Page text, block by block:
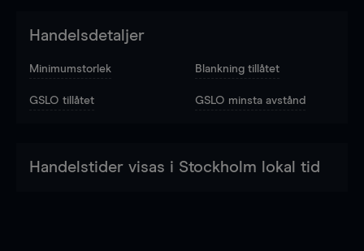
Handelsdetaljer
Minimumstorlek Blankning tillåtet
GSLO tillåtet GSLO minsta avstånd
Handelstider visas i Stockholm lokal tid